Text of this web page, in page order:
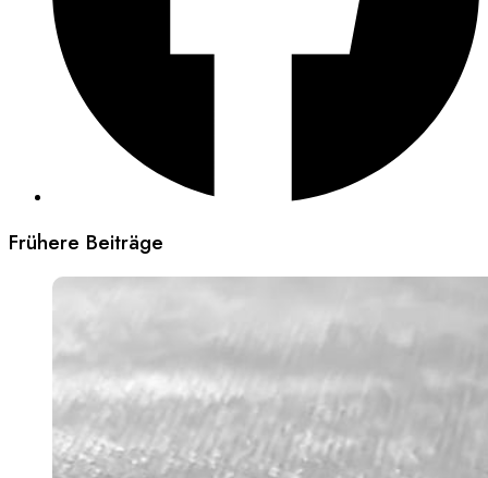
Frühere Beiträge